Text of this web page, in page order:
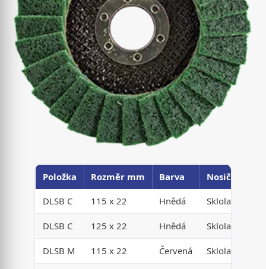
Položka Rozměr mm Barva Nosič
DLSB C 115 x 22 Hnědá Sklolaminát
DLSB C 125 x 22 Hnědá Sklolaminát
DLSB M 115 x 22 Červená Sklolaminát